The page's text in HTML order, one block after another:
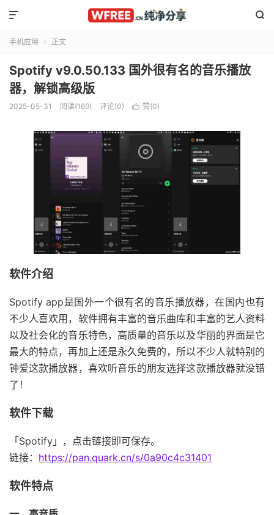


手机应用  正文
Spotify v9.0.50.133 国外很有名的音乐播放
器，解锁高级版
2025-05-31 阅读(169) 评论(0)  赞(0)
软件介绍
Spotify app是国外一个很有名的音乐播放器，在国内也有
不少人喜欢用，软件拥有丰富的音乐曲库和丰富的艺人资料
以及社会化的音乐特色，高质量的音乐以及华丽的界面是它
最大的特点，再加上还是永久免费的，所以不少人就特别的
钟爱这款播放器，喜欢听音乐的朋友选择这款播放器就没错
了！
软件下载
「Spotify」，点击链接即可保存。
链接： https://pan.quark.cn/s/0a90c4c31401
软件特点